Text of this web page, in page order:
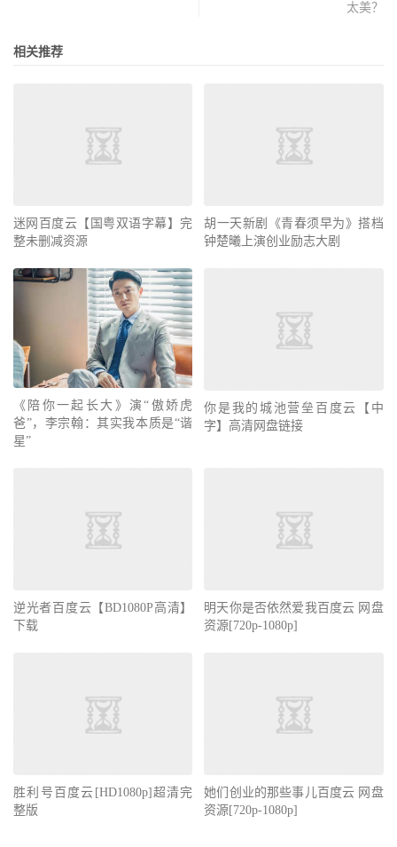
太美？
相关推荐
迷网百度云【国粤双语字幕】完
整未删减资源
胡一天新剧《青春须早为》搭档
钟楚曦上演创业励志大剧
《陪你一起长大》演“傲娇虎
爸”，李宗翰：其实我本质是“谐
星”
你是我的城池营垒百度云【中
字】高清网盘链接
逆光者百度云【BD1080P高清】
下载
明天你是否依然爱我百度云 网盘
资源[720p-1080p]
胜利号百度云[HD1080p]超清完
整版
她们创业的那些事儿百度云 网盘
资源[720p-1080p]